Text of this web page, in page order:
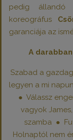
pedig állandó
koreográfus
garanciája az
A
Szabad a
legyen a mi
● Válassz
vagyok
szamba ●
Holnaptól nem